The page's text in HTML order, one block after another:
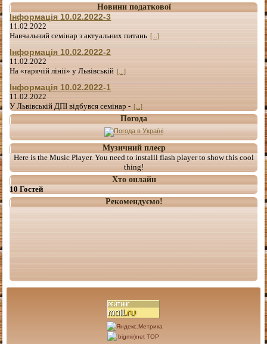
Новини податкової
Інформація 10.02.2022-3
11.02.2022
Навчальний семінар з актуальних питань [...]
Інформація 10.02.2022-2
11.02.2022
На «гарячій лінії» у Львівській [...]
Інформація 10.02.2022-1
11.02.2022
У Львівській ДПІ відбувся семінар - [...]
Погода
Музичний плеєр
Here is the Music Player. You need to installl flash player to show this cool
thing!
Хто онлайн
10 Гостей
Рекомендуємо!